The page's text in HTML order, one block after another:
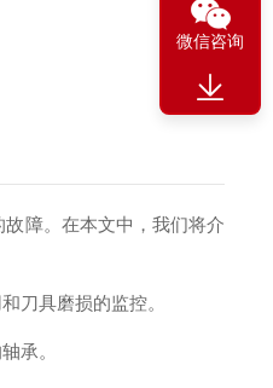
障。在本文中，我们将介
刀具磨损的监控。
承。
微信咨询